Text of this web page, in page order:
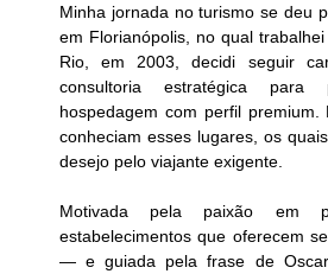
Minha jornada no turismo se deu
em Florianópolis, no qual
Rio, em 2003, decidi seguir
consultoria estratégica para
hospedagem com perfil
conheciam esses lugares, os
desejo pelo viajante exigente.
Motivada pela paixão em
estabelecimentos que oferecem
— e guiada pela frase de